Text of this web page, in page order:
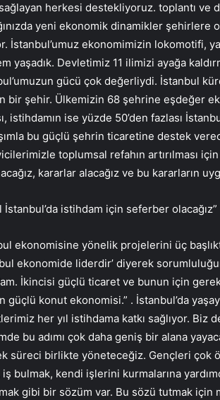
herkesi destekliyoruz. toplantı ve
yeni ekonomik dinamikler şehirlere
İstanbul’umuz ekonomimizin lokomotifi,
yaşadık. Devletimiz 11 ilimizi ayağa
gücü çok değerliydi. İstanbul
bir şehir. Ülkemizin 68 şehrine eşdeğer
istihdamın ise yüzde 50’den fazlası
bu güçlü şehrin ticaretine destek
toplumsal refahın artırılması
kararlar alacağız ve bu kararların
İstanbul’da istihdam için seferber olacağız”
ekonomisine yönelik projelerini üç
ekonomide liderdir’ diyerek
İkincisi güçlü ticaret ve bunun için
güçlü konut ekonomisi.” . İstanbul’da
her yıl istihdama katkı sağlıyor.
bu adımı çok daha geniş bir alana
süreci birlikte yöneteceğiz. Gençleri çok
bulmak, kendi işlerini kurmalarına
gibi bir sözüm var. Bu sözü tutmak